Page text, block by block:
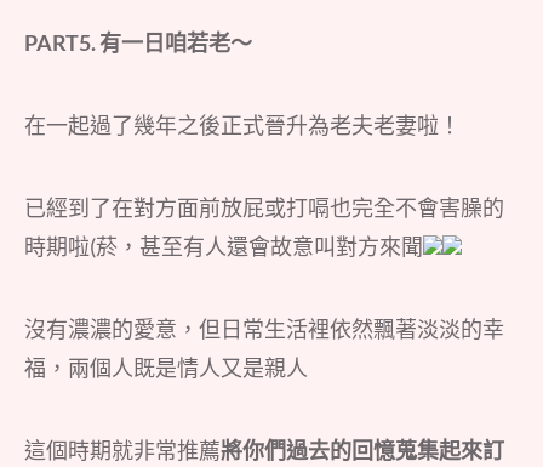
PART5. 有一日咱若老～
在一起過了幾年之後正式晉升為老夫老妻啦！
已經到了在對方面前放屁或打嗝也完全不會害臊的
時期啦(菸，甚至有人還會故意叫對方來聞
沒有濃濃的愛意，但日常生活裡依然飄著淡淡的幸
福，兩個人既是情人又是親人
這個時期就非常推薦將你們過去的回憶蒐集起來訂